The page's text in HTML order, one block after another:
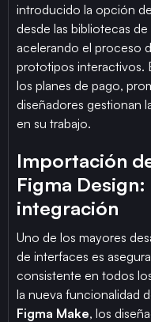
introducido la opción
desde las bibliotecas
acelerando el proceso
prototipos interactivos.
los planes de pago,
diseñadores gestionan
en su trabajo.
Importación
Figma
integración
Uno de los mayores
de interfaces es
consistente en todos
la nueva funcionalidad
Figma Make, los